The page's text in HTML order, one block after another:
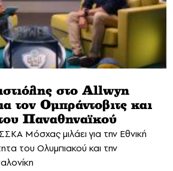
στο Allwyn
τον Ομπράντοβιτς και
Παναθηναϊκού
Μόσχας μιλάει για την Εθνική
του Ολυμπιακού και την